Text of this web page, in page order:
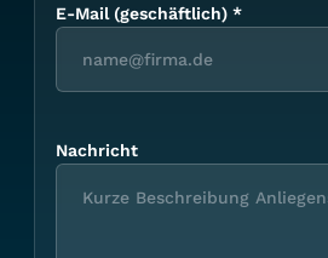
E-Mail (geschäftlich) *
Nachricht